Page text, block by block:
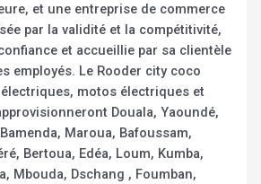
et une entreprise de commerce
par la validité et la compétitivité,
et accueillie par sa clientèle
employés. Le Rooder city coco
motos électriques et
Douala, Yaoundé,
Maroua, Bafoussam,
Bertoua, Edéa, Loum, Kumba,
Mbouda, Dschang , Foumban,